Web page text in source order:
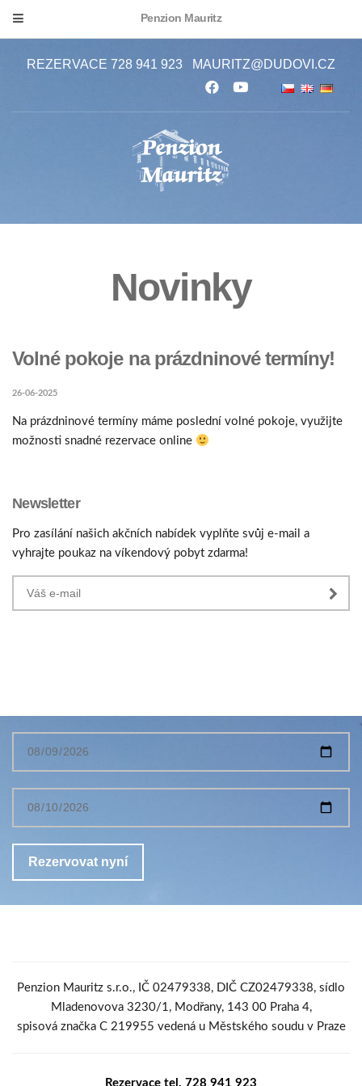
Penzion Mauritz
REZERVACE 728 941 923 MAURITZ@DUDOVI.CZ
Novinky
Volné pokoje na prázdninové termíny!
26-06-2025
Na prázdninové termíny máme poslední volné pokoje, využijte
možnosti snadné rezervace online
Newsletter
Pro zasílání našich akčních nabídek vyplňte svůj e-mail a
vyhrajte poukaz na víkendový pobyt zdarma!
Penzion Mauritz s.r.o., IČ 02479338, DIČ CZ02479338, sídlo
Mladenovova 3230/1, Modřany, 143 00 Praha 4,
spisová značka C 219955 vedená u Městského soudu v Praze
Rezervace tel. 728 941 923